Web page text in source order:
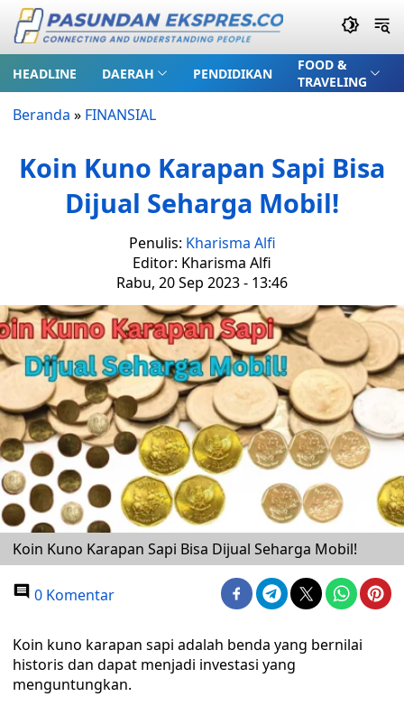
HEADLINE DAERAH PENDIDIKAN
FOOD &
TRAVELING
Beranda » FINANSIAL
Koin Kuno Karapan Sapi Bisa
Dijual Seharga Mobil!
Penulis: Kharisma Alfi
Editor: Kharisma Alfi
Rabu, 20 Sep 2023 - 13:46
Koin Kuno Karapan Sapi Bisa Dijual Seharga Mobil!
0 Komentar
Koin kuno karapan sapi adalah benda yang bernilai
historis dan dapat menjadi investasi yang
menguntungkan.